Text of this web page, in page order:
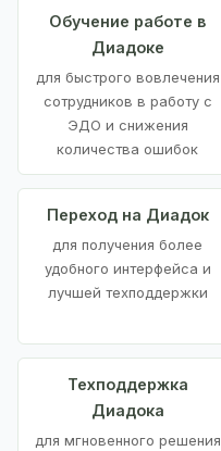
Обучение работе в
Диадоке
для быстрого вовлечения
сотрудников в работу с
ЭДО и снижения
количества ошибок
Переход на Диадок
для получения более
удобного интерфейса и
лучшей техподдержки
Техподдержка
Диадока
для мгновенного решения